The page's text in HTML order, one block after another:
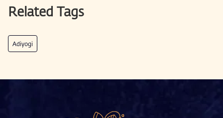
Related Tags
Adiyogi